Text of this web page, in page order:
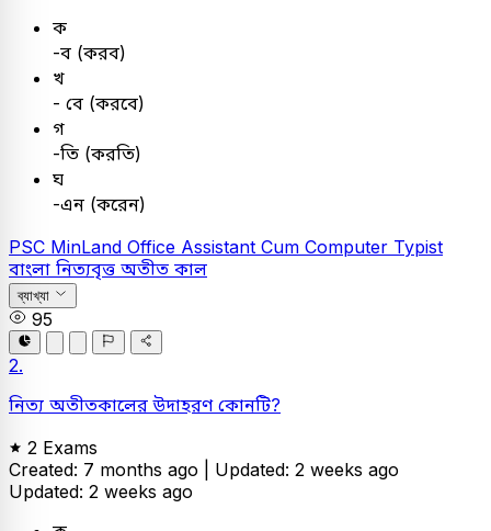
ক
-ব (করব)
খ
- বে (করবে)
গ
-তি (করতি)
ঘ
-এন (করেন)
PSC MinLand Office Assistant Cum Computer Typist
বাংলা নিত্যবৃত্ত অতীত কাল
ব্যাখ্যা
95
2.
নিত্য অতীতকালের উদাহরণ কোনটি?
2 Exams
Created: 7 months ago | Updated: 2 weeks ago
Updated: 2 weeks ago